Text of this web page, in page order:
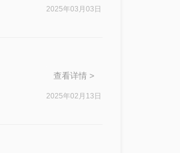
2025年03月03日
查看详情 >
2025年02月13日